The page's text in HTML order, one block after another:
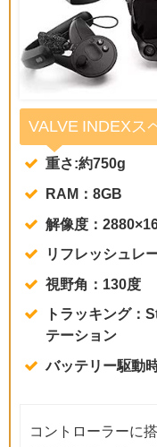
VALVE INDEXス
重さ:約750g
RAM：8GB
解像度：
リフレッシュレ
視野角：130度
トラッキング：
テーション
バッテリー駆動
コントローラーに